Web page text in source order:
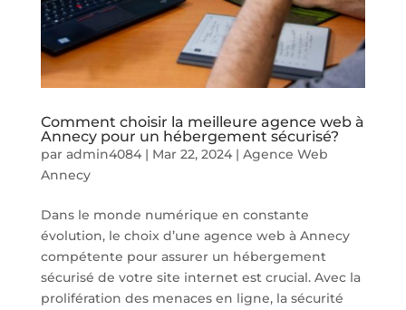
Comment choisir la meilleure agence web à
Annecy pour un hébergement sécurisé?
par admin4084| Mar 22, 2024| Agence Web
Annecy
Dans le monde numérique en constante
évolution, le choix d’une agence web à Annecy
compétente pour assurer un hébergement
sécurisé de votre site internet est crucial. Avec la
prolifération des menaces en ligne, la sécurité